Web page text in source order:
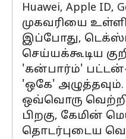
Huawei, Apple ID,
முகவரியை
இப்போது,
செய்யக்கூடிய
'கன்பார்ம்'
'ஒகே' அழுத்தவும்.
ஒவ்வொரு
பிறகு, கேமின்
தொடர்புடைய